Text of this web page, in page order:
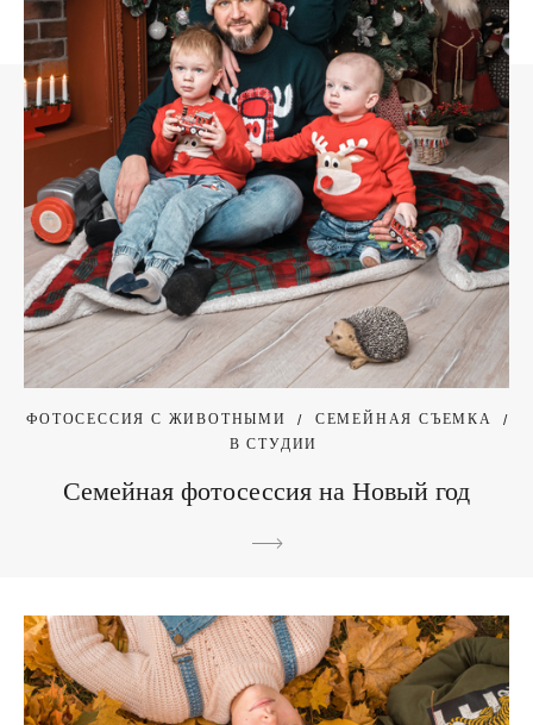
ФОТОСЕССИЯ С ЖИВОТНЫМИ
СЕМЕЙНАЯ СЪЕМКА
В СТУДИИ
Семейная фотосессия на Новый год